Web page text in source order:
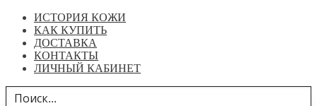
ИСТОРИЯ КОЖИ
КАК КУПИТЬ
ДОСТАВКА
КОНТАКТЫ
ЛИЧНЫЙ КАБИНЕТ